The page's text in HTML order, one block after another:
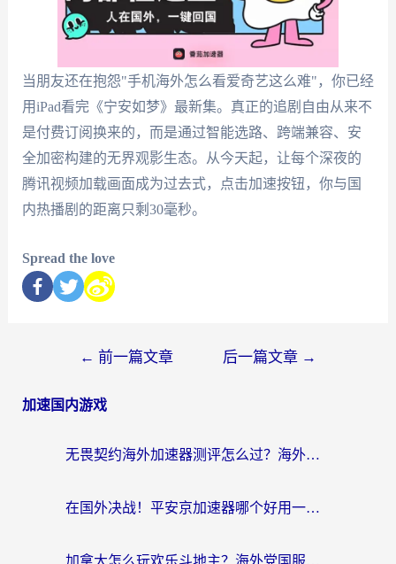
当朋友还在抱怨"手机海外怎么看爱奇艺这么难"，你已经
用iPad看完《宁安如梦》最新集。真正的追剧自由从来不
是付费订阅换来的，而是通过智能选路、跨端兼容、安
全加密构建的无界观影生态。从今天起，让每个深夜的
腾讯视频加载画面成为过去式，点击加速按钮，你与国
内热播剧的距离只剩30毫秒。
Spread the love
← 前一篇文章 后一篇文章 →
加速国内游戏
无畏契约海外加速器测评怎么过？海外玩家亲测实用指南（附小众技巧）
在国外决战！平安京加速器哪个好用一点？老玩家亲测番茄加速器全解析
加拿大怎么玩欢乐斗地主？海外党国服游戏加速终极指南（附绝地求生未来之役300英雄实测）